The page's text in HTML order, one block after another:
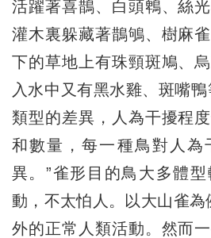
活躍著喜鵲、白頭鵯、絲
灌木裏躲藏著鵲鴝、樹麻
下的草地上有珠頸斑鳩、
入水中又有黑水雞、斑嘴
類型的差異，人為干擾程
和數量，每一種鳥對人為
異。”雀形目的鳥大多體
動，不太怕人。以大山雀為
外的正常人類活動。然而